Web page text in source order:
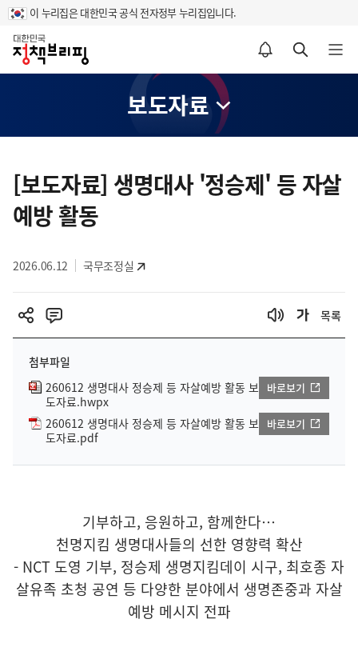
이 누리집은 대한민국 공식 전자정부 누리집입니다.
홈
알림설정 바로가기 검색 바로가기 메뉴 열기
보도자료
텐
츠
영
[보도자료] 생명대사 '정승제' 등 자살
예방 활동
2026.06.12 국무조정실
목록
첨부파일
260612 생명대사 정승제 등 자살예방 활동 보
도자료.hwpx
바로보기
260612 생명대사 정승제 등 자살예방 활동 보
도자료.pdf
바로보기
기부하고, 응원하고, 함께한다…
천명지킴 생명대사들의 선한 영향력 확산
- NCT 도영 기부, 정승제 생명지킴데이 시구, 최호종 자
살유족 초청 공연 등 다양한 분야에서 생명존중과 자살
예방 메시지 전파